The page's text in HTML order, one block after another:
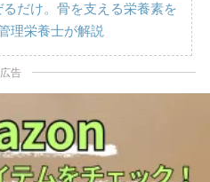
だけ。骨を支える栄養素を
理栄養士が解説
広告